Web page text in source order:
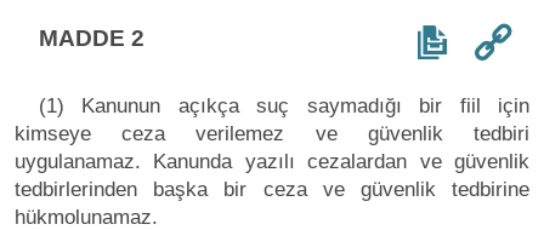
MADDE 2
(1) Kanunun açıkça suç saymadığı bir fiil için
kimseye ceza verilemez ve güvenlik tedbiri
uygulanamaz. Kanunda yazılı cezalardan ve güvenlik
tedbirlerinden başka bir ceza ve güvenlik tedbirine
hükmolunamaz.